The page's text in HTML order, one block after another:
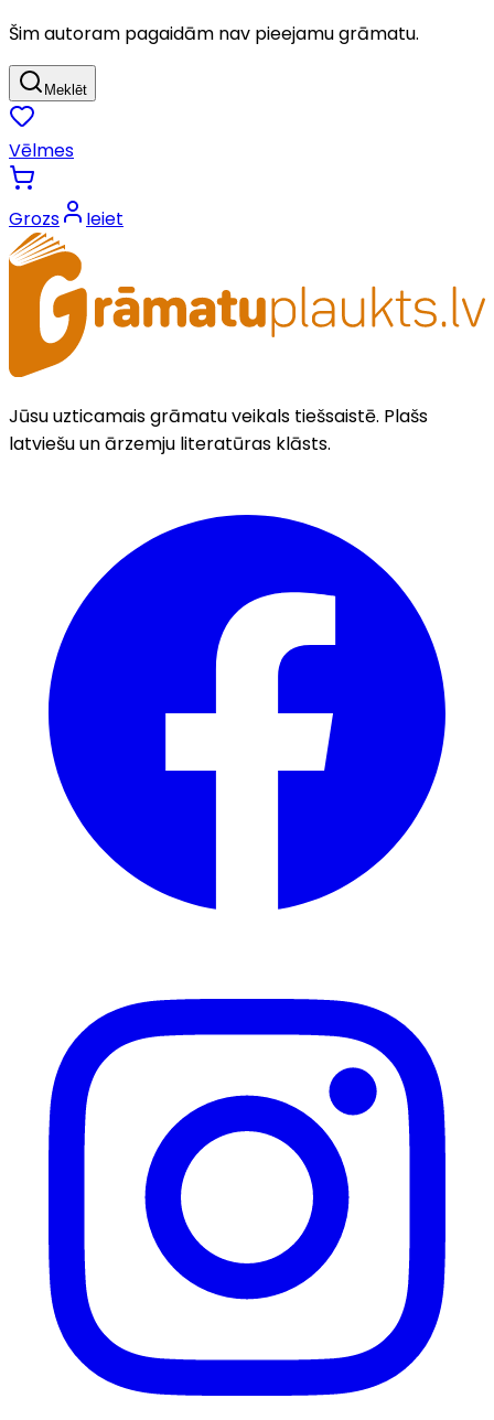
Šim autoram pagaidām nav pieejamu grāmatu.
Meklēt
Vēlmes
Grozs Ieiet
Jūsu uzticamais grāmatu veikals tiešsaistē. Plašs
latviešu un ārzemju literatūras klāsts.